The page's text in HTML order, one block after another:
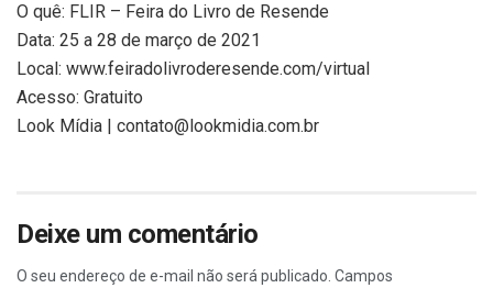
O quê: FLIR – Feira do Livro de Resende
Data: 25 a 28 de março de 2021
Local: www.feiradolivroderesende.com/virtual
Acesso: Gratuito
Look Mídia | contato@lookmidia.com.br
Deixe um comentário
O seu endereço de e-mail não será publicado. Campos